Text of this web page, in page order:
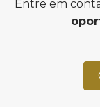
Entre em